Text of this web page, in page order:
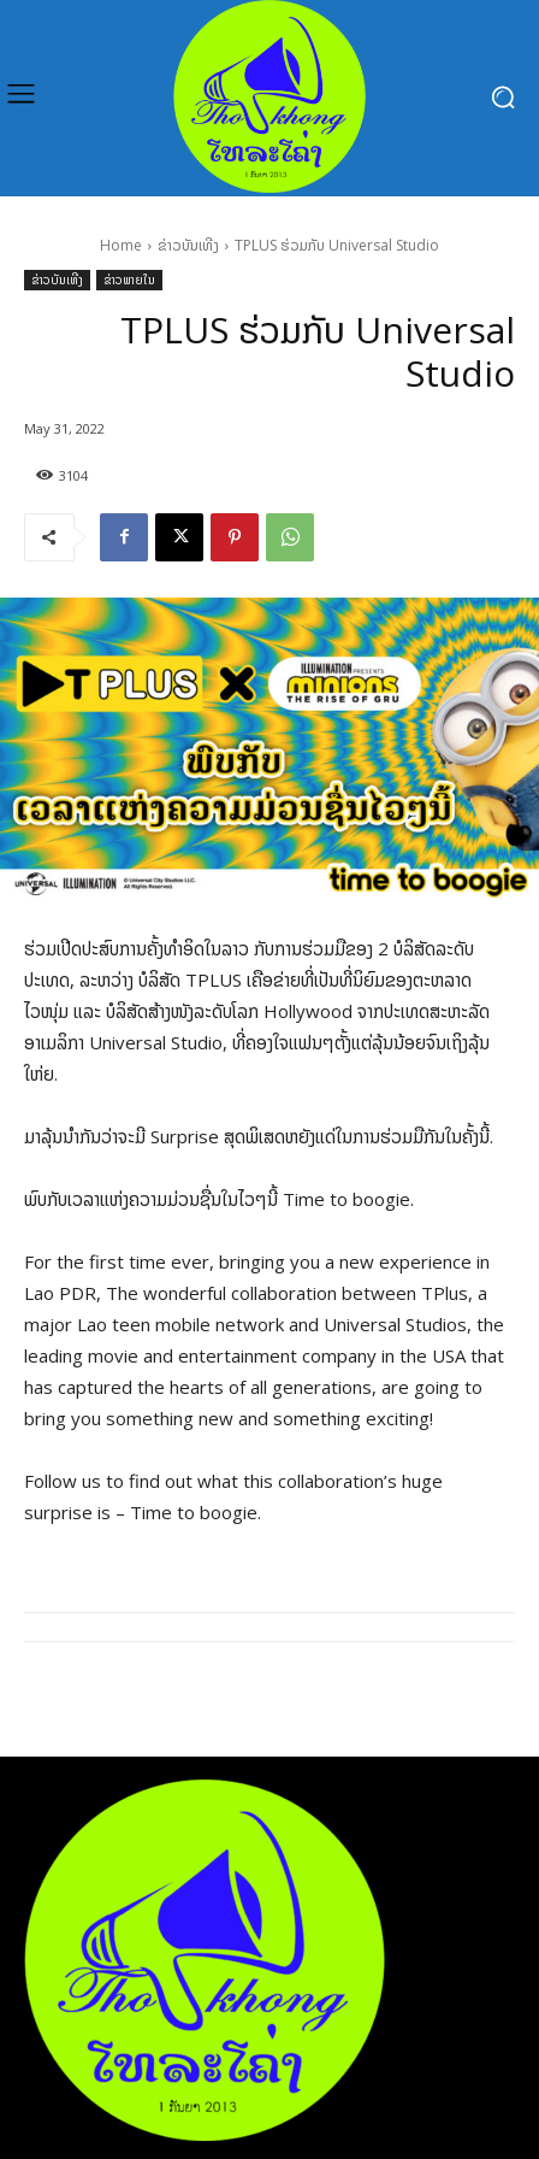
Home ຂ່າວບັນເທີງ TPLUS ຮ່ວມກັບ Universal Studio
ຂ່າວບັນເທີງ ຂ່າວພາຍໃນ
TPLUS ຮ່ວມກັບ Universal
Studio
3104
May 31, 2022
ຮ່ວມເປີດປະສົບການຄັ້ງທຳອິດໃນລາວ ກັບການຮ່ວມມືຂອງ 2 ບໍລິສັດລະດັບ
ປະເທດ, ລະຫວ່າງ ບໍລິສັດ TPLUS ເຄືອຂ່າຍທີ່ເປັນທີ່ນິຍົມຂອງຕະຫລາດ
ໄວໜຸ່ມ ແລະ ບໍລິສັດສ້າງໜັງລະດັບໂລກ Hollywood ຈາກປະເທດສະຫະລັດ
ອາເມລິກາ Universal Studio, ທີ່ຄອງໃຈແຟນໆຕັ້ງແຕ່ລຸ້ນນ້ອຍຈົນເຖິງລຸ້ນ
ໃຫ່ຍ.
ມາລຸ້ນນຳກັນວ່າຈະມີ Surprise ສຸດພິເສດຫຍັງແດ່ໃນການຮ່ວມມືກັນໃນຄັ້ງນີ້.
ພົບກັບເວລາແຫ່ງຄວາມມ່ວນຊື່ນໃນໄວໆນີ້ Time to boogie.
For the first time ever, bringing you a new experience in
Lao PDR, The wonderful collaboration between TPlus, a
major Lao teen mobile network and Universal Studios, the
leading movie and entertainment company in the USA that
has captured the hearts of all generations, are going to
bring you something new and something exciting!
Follow us to find out what this collaboration’s huge
surprise is – Time to boogie.